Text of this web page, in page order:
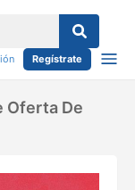
Regístrate
Oferta De